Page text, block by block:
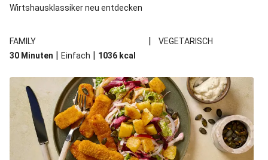
Wirtshausklassiker neu entdecken
FAMILY |
VEGETARISCH
30 Minuten | Einfach | 1036 kcal